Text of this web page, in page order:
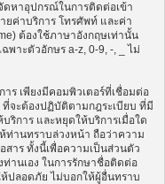
ดหาอุปกรณ์ในการติดต่อเข้า
ยค่าบริการ โทรศัพท์ และค่า
ต้องใช้ภาษาอังกฤษเท่านั้น
พาะตัวอักษร a-z, 0-9, -, _ ไม่
ร เพียงมีคอมพิวเตอร์ที่เชื่อมต่อ
จะต้องปฏิบัติตามกฎระเบียบ ที่มี
ริการ และหยุดให้บริการเมื่อใด
ท่านทราบล่วงหน้า ถือว่าความ
สาร ทั้งนี้เพื่อความเป็นส่วนตัว
านเอง ในการรักษาชื่อติดต่อ
ห้ปลอดภัย ไม่บอกให้ผู้อื่นทราบ